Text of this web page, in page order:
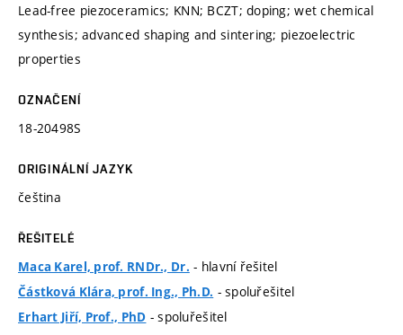
Lead-free piezoceramics; KNN; BCZT; doping; wet chemical
synthesis; advanced shaping and sintering; piezoelectric
properties
OZNAČENÍ
18-20498S
ORIGINÁLNÍ JAZYK
čeština
ŘEŠITELÉ
Maca Karel, prof. RNDr., Dr. - hlavní řešitel
Částková Klára, prof. Ing., Ph.D. - spoluřešitel
Erhart Jiří, Prof., PhD - spoluřešitel